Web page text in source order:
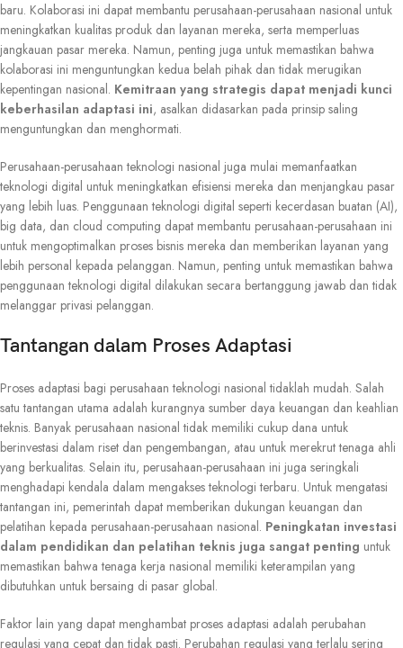
baru. Kolaborasi ini dapat membantu perusahaan-perusahaan nasional untuk
meningkatkan kualitas produk dan layanan mereka, serta memperluas
jangkauan pasar mereka. Namun, penting juga untuk memastikan bahwa
kolaborasi ini menguntungkan kedua belah pihak dan tidak merugikan
kepentingan nasional. Kemitraan yang strategis dapat menjadi kunci
keberhasilan adaptasi ini, asalkan didasarkan pada prinsip saling
menguntungkan dan menghormati.
Perusahaan-perusahaan teknologi nasional juga mulai memanfaatkan
teknologi digital untuk meningkatkan efisiensi mereka dan menjangkau pasar
yang lebih luas. Penggunaan teknologi digital seperti kecerdasan buatan (AI),
big data, dan cloud computing dapat membantu perusahaan-perusahaan ini
untuk mengoptimalkan proses bisnis mereka dan memberikan layanan yang
lebih personal kepada pelanggan. Namun, penting untuk memastikan bahwa
penggunaan teknologi digital dilakukan secara bertanggung jawab dan tidak
melanggar privasi pelanggan.
Tantangan dalam Proses Adaptasi
Proses adaptasi bagi perusahaan teknologi nasional tidaklah mudah. Salah
satu tantangan utama adalah kurangnya sumber daya keuangan dan keahlian
teknis. Banyak perusahaan nasional tidak memiliki cukup dana untuk
berinvestasi dalam riset dan pengembangan, atau untuk merekrut tenaga ahli
yang berkualitas. Selain itu, perusahaan-perusahaan ini juga seringkali
menghadapi kendala dalam mengakses teknologi terbaru. Untuk mengatasi
tantangan ini, pemerintah dapat memberikan dukungan keuangan dan
pelatihan kepada perusahaan-perusahaan nasional. Peningkatan investasi
dalam pendidikan dan pelatihan teknis juga sangat penting untuk
memastikan bahwa tenaga kerja nasional memiliki keterampilan yang
dibutuhkan untuk bersaing di pasar global.
Faktor lain yang dapat menghambat proses adaptasi adalah perubahan
regulasi yang cepat dan tidak pasti. Perubahan regulasi yang terlalu sering